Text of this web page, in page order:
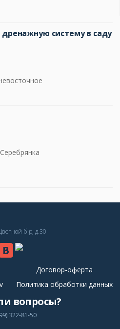
систему в саду
б-р, д.30
Договор-оферта
Политика обработки данных
вопросы?
322-81-50